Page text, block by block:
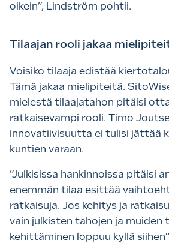
oikein”, Lindström pohtii.
Tilaajan rooli jakaa
Voisiko tilaaja edistää
Tämä jakaa mielipiteitä.
mielestä tilaajatahon pitäisi
ratkaisevampi rooli. Timo
innovatiivisuutta ei tulisi jättää
kuntien varaan.
”Julkisissa hankinnoissa pitäisi
enemmän tilaa esittää
ratkaisuja. Jos kehitys ja
vain julkisten tahojen ja muiden
kehittäminen loppuu kyllä